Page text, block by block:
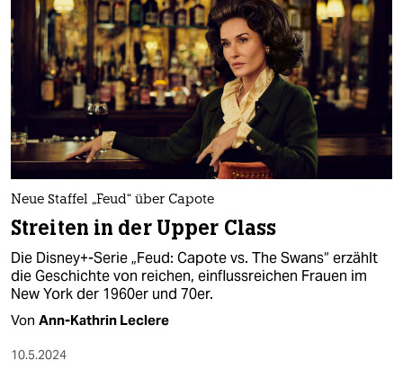
Neue Staffel „Feud“ über Capote
Streiten in der Upper Class
Die Disney+-Serie „Feud: Capote vs. The Swans“ erzählt
die Geschichte von reichen, einflussreichen Frauen im
New York der 1960er und 70er.
Von Ann-Kathrin Leclere
10.5.2024